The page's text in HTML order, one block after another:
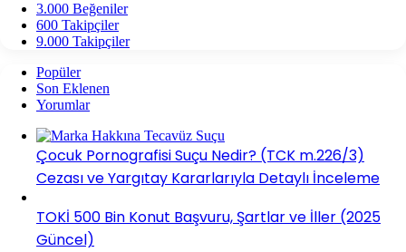
3.000 Beğeniler
600 Takipçiler
9.000 Takipçiler
Popüler
Son Eklenen
Yorumlar
Çocuk Pornografisi Suçu Nedir? (TCK m.226/3)
Cezası ve Yargıtay Kararlarıyla Detaylı İnceleme
TOKİ 500 Bin Konut Başvuru, Şartlar ve İller (2025
Güncel)